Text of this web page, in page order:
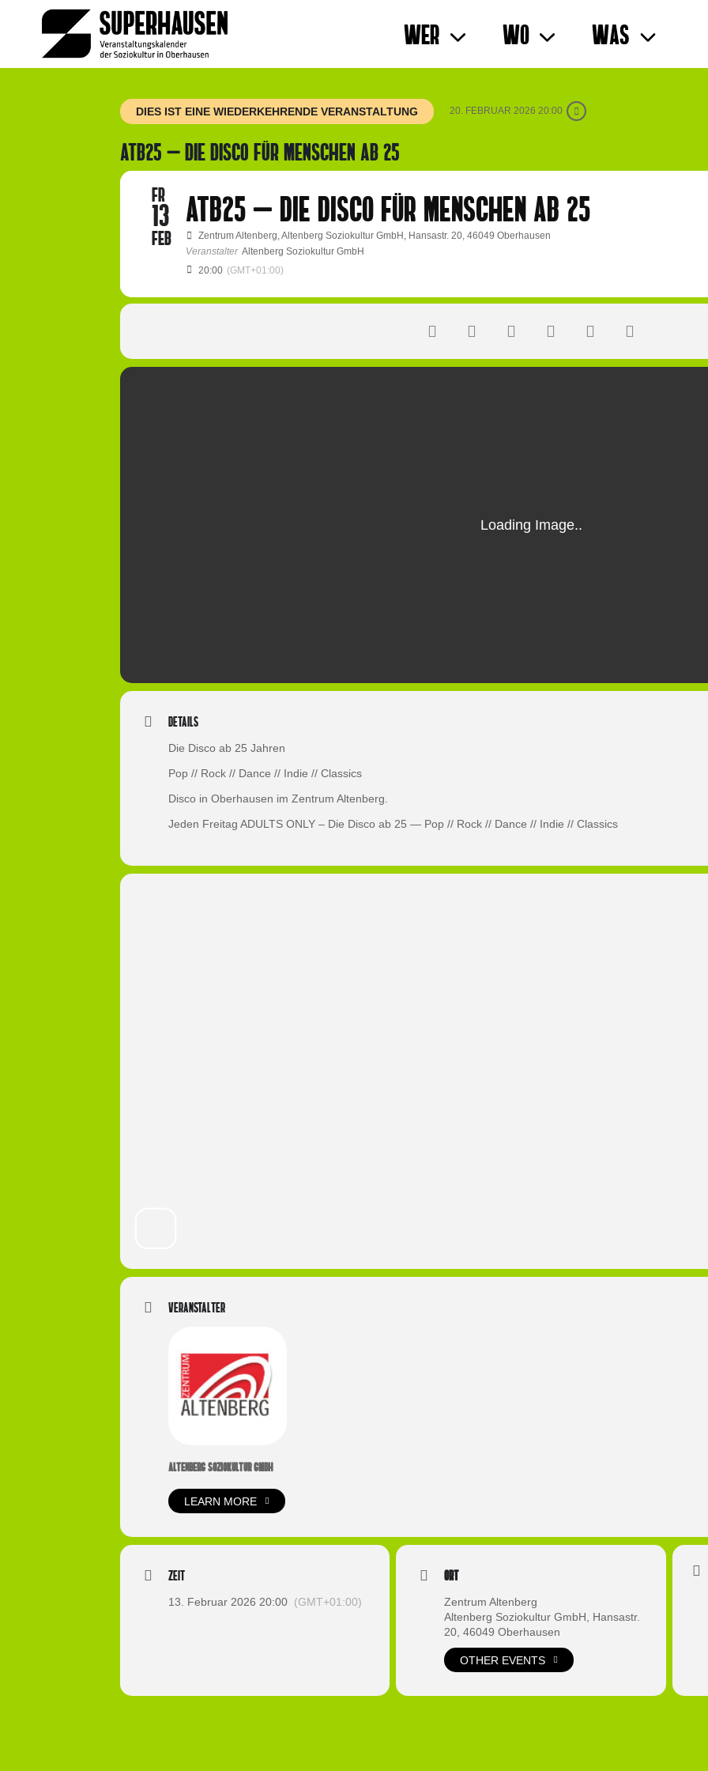
Wer Wo Was
DIES IST EINE WIEDERKEHRENDE VERANSTALTUNG 20. FEBRUAR 2026 20:00
ATB25 – DIE DISCO FÜR MENSCHEN AB 25
FR
13
FEB
ATB25 – DIE DISCO FÜR MENSCHEN AB 25
Zentrum Altenberg, Altenberg Soziokultur GmbH, Hansastr. 20, 46049 Oberhausen
Veranstalter Altenberg Soziokultur GmbH
20:00 (GMT+01:00)
Details
Die Disco ab 25 Jahren
Pop // Rock // Dance // Indie // Classics
Disco in Oberhausen im Zentrum Altenberg.
Jeden Freitag ADULTS ONLY – Die Disco ab 25 — Pop // Rock // Dance // Indie // Classics
Veranstalter
ALTENBERG SOZIOKULTUR GMBH
LEARN MORE
Zeit
13. Februar 2026 20:00 (GMT+01:00)
Ort
Zentrum Altenberg
Altenberg Soziokultur GmbH, Hansastr.
20, 46049 Oberhausen
OTHER EVENTS